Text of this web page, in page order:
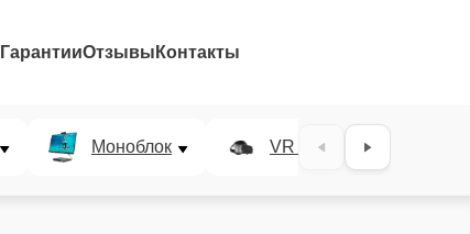
ГарантииОтзывы Контакты
Моноблок VR система